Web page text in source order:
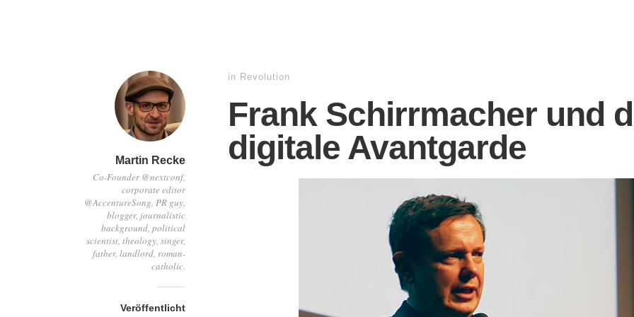
Martin Recke
Co-Founder @nextconf,
corporate editor
@AccentureSong, PR guy,
blogger, journalistic
background, political
scientist, theology, singer,
father, landlord, roman-
catholic.
Veröffentlicht
in Revolution
Frank Schirrmacher und
digitale Avantgarde